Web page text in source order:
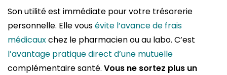
Son utilité est immédiate pour votre trésorerie
personnelle. Elle vousévite l’avance de frais
médicauxchez le pharmacien ou au labo. C’est
l’avantage pratique direct d’une mutuelle
complémentaire santé. Vous ne sortez plus un